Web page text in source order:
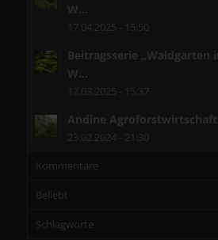
W...
17.04.2025 - 15:50
Beitragsserie „Waldgarten
W...
12.03.2025 - 15:37
Andine Agroforstwirtschaft
23.02.2024 - 21:30
Kommentare
Beliebt
Schlagworte